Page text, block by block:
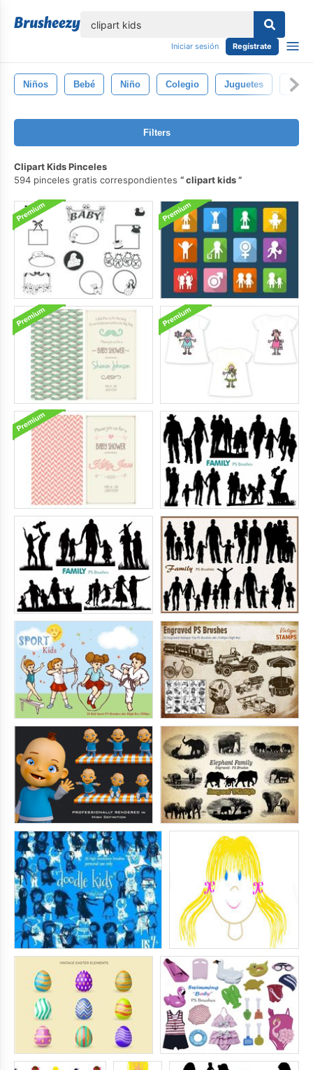
Iniciar sesión Regístrate
Niños Bebé Niño Colegio Juguetes
Filters
Clipart Kids Pinceles
594 pinceles gratis correspondientes
clipart kids